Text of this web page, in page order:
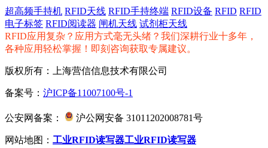
超高频手持机 RFID天线 RFID手持终端 RFID设备 RFID RFID
电子标签 RFID阅读器 闸机天线 试剂柜天线
RFID应用复杂？应用方式毫无头绪？我们深耕行业十多年，
各种应用轻松掌握！即刻咨询获取专属建议。
版权所有：上海营信信息技术有限公司
备案号： 沪ICP备11007100号-1
公安网备案： 沪公网安备 31011202008781号
网站地图： 工业RFID读写器工业RFID读写器